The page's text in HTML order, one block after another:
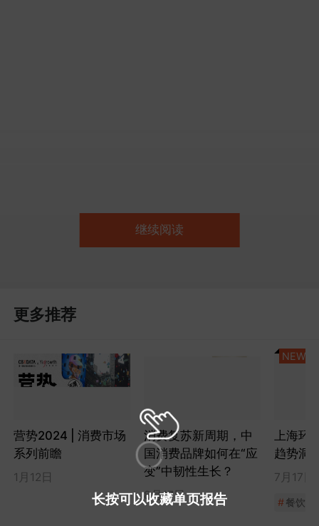
长按可以收藏单页报告
继续阅读
更多推荐
营势2024 | 消费市场
系列前瞻
1月12日
消费复苏新周期，中
国消费品牌如何在“应
变”中韧性生长？
8月17日
上海环
趋势洞
7月17日
# 餐饮
NEW